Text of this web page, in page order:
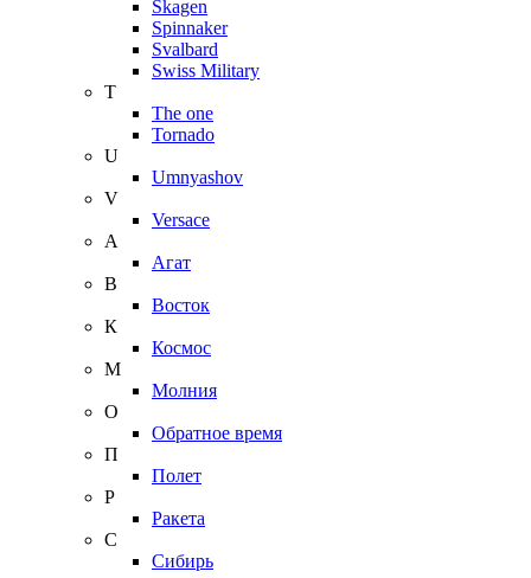
Skagen
Spinnaker
Svalbard
Swiss Military
T
The one
Tornado
U
Umnyashov
V
Versace
А
Агат
В
Восток
К
Космос
М
Молния
О
Обратное время
П
Полет
Р
Ракета
С
Сибирь